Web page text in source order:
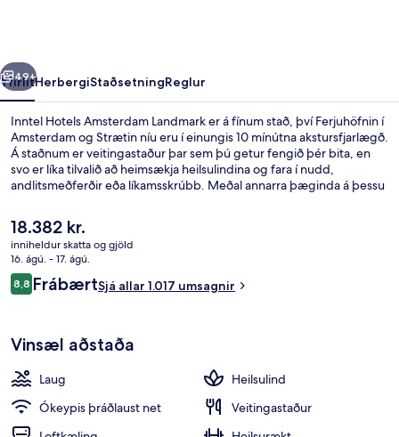
Næsta
49+
YfirlitHerbergiStaðsetningReglur
Inntel Hotels Amsterdam Landmark er á fínum stað, því Ferjuhöfnin í
Amsterdam og Strætin níu eru í einungis 10 mínútna akstursfjarlægð.
Á staðnum er veitingastaður þar sem þú getur fengið þér bita, en
svo er líka tilvalið að heimsækja heilsulindina og fara í nudd,
andlitsmeðferðir eða líkamsskrúbb. Meðal annarra þæginda á þessu
líkamsræktaraðstaða. Ferðamenn sem hafa dvalið á staðnum hafa
verið mjög ánægðir en meðal þess sem þeir nefna sem sérstaka kosti
eru hjálpsamt starfsfólk og ástand gististaðarins almennt. Það er ekki
langt að fara til að komast í almenningssamgöngur: Rietlandpark-
stoppistöðin er í 6 mínútna göngufjarlægð og 1e Leeghwaterstraat
stoppistöðin í 7 mínútna.
Núverandi
verð
er
18.382 kr.
18.382 kr.
inniheldur skatta og gjöld
16. ágú. - 17. ágú.
Umsagnir
8,88,8 af 10
FrábærtSjá allar 1.017 umsagnir
Vinsæl aðstaða
Laug
Heilsulind
Ókeypis þráðlaust net
Veitingastaður